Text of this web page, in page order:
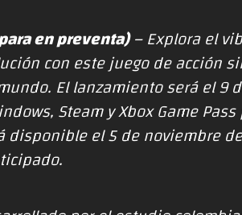
en preventa)– Explora el
con este juego de acción
El lanzamiento será el 9
Steam y Xbox Game
el 5 de noviembre